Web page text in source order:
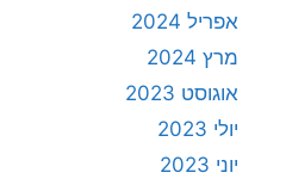
אפריל 2024
מרץ 2024
אוגוסט 2023
יולי 2023
יוני 2023